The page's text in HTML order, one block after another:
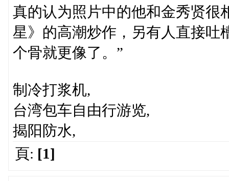
真的认为照片中的他和金秀贤很
星》的高潮炒作，另有人直接吐
个骨就更像了。”
制冷打浆机,
台湾包车自由行游览,
揭阳防水,
頁: [1]